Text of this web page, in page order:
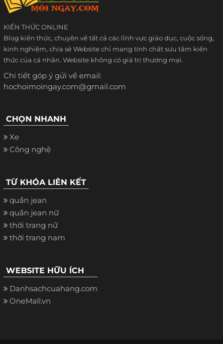
KIẾN THỨC ONLINE
Blog kiến thức, chuyên về tất cả các lĩnh vực giáo dục, cuộc sống,
kinh nghiệm, chia sẻ Website chỉ mang tính chất sưu tầm kiến
thức của cá nhân. Website không có giá trị thương mại.
Chi tiết góp ý gửi về email:
hochoimoingay.com@gmail.com
CHỌN NHANH
Xe
Công nghệ
TỪ KHÓA LIÊN KẾT
quần jean
quần jean nữ
thời trang nữ
thời trang nam
WEBSITE HỮU ÍCH
Danhsachcuahang.com
OneMall.vn